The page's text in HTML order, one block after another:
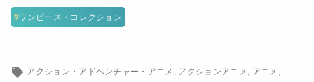
キャラクター原案・デザイン
主な出演者
ワンピース・コレクション
アクション・アドベンチャー・アニメ アクションアニメ アニメ